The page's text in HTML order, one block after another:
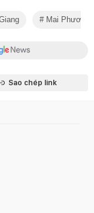
Mai Phương
Sao chép link